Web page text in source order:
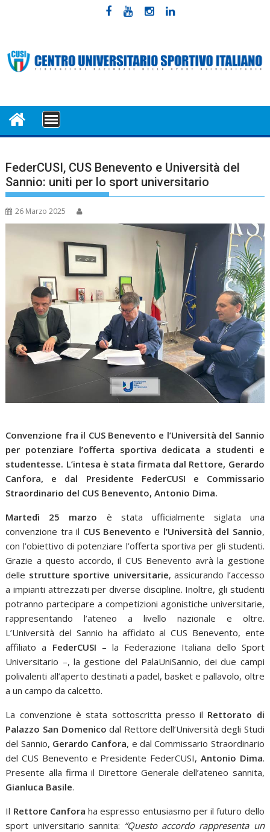
MENU
FederCUSI, CUS Benevento e Università del
Sannio: uniti per lo sport universitario
26 Marzo 2025
Convenzione fra il CUS Benevento e l’Università del Sannio
per potenziare l’offerta sportiva dedicata a studenti e
studentesse. L’intesa è stata firmata dal Rettore, Gerardo
Canfora, e dal Presidente FederCUSI e Commissario
Straordinario del CUS Benevento, Antonio Dima.
Martedì 25 marzo è stata ufficialmente siglata una
convenzione tra il CUS Benevento e l’Università del Sannio,
con l’obiettivo di potenziare l’offerta sportiva per gli studenti.
Grazie a questo accordo, il CUS Benevento avrà la gestione
delle strutture sportive universitarie, assicurando l’accesso
a impianti attrezzati per diverse discipline. Inoltre, gli studenti
potranno partecipare a competizioni agonistiche universitarie,
rappresentando l’ateneo a livello nazionale e oltre.
L’Università del Sannio ha affidato al CUS Benevento, ente
affiliato a FederCUSI – la Federazione Italiana dello Sport
Universitario –, la gestione del PalaUniSannio, dei due campi
polivalenti all’aperto destinati a padel, basket e pallavolo, oltre
a un campo da calcetto.
La convenzione è stata sottoscritta presso il Rettorato di
Palazzo San Domenico dal Rettore dell’Università degli Studi
del Sannio, Gerardo Canfora, e dal Commissario Straordinario
del CUS Benevento e Presidente FederCUSI, Antonio Dima.
Presente alla firma il Direttore Generale dell’ateneo sannita,
Gianluca Basile.
Il Rettore Canfora ha espresso entusiasmo per il futuro dello
sport universitario sannita: “Questo accordo rappresenta un